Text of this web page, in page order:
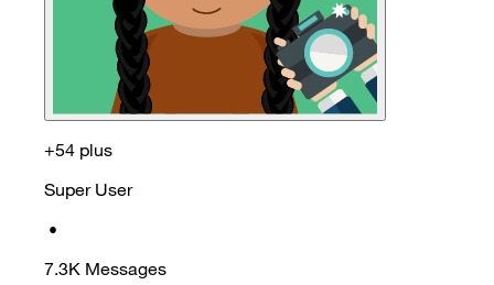
+54 plus
Super User
•
7.3K Messages